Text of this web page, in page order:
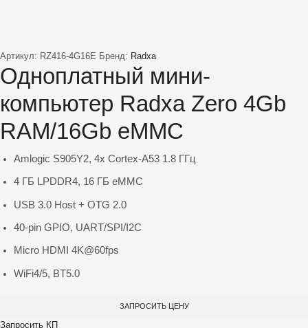
Артикул: RZ416-4G16E Бренд: Radxa
Одноплатный мини-
компьютер Radxa Zero 4Gb
RAM/16Gb eMMC
Amlogic S905Y2, 4x Cortex-A53 1.8 ГГц
4 ГБ LPDDR4, 16 ГБ eMMC
USB 3.0 Host + OTG 2.0
40-pin GPIO, UART/SPI/I2C
Micro HDMI 4K@60fps
WiFi4/5, BT5.0​
ЗАПРОСИТЬ ЦЕНУ
Запросить КП